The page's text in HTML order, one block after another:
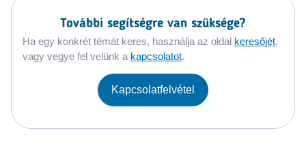
További segítségre van szüksége?
Ha egy konkrét témát keres, használja az oldal keresőjét,
vagy vegye fel velünk a kapcsolatot.
Kapcsolatfelvétel